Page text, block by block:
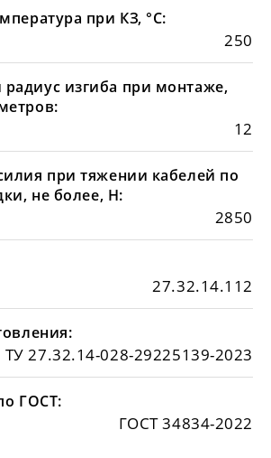
при КЗ, °С:
250
изгиба при монтаже,
12
при тяжении кабелей по
не более, Н:
2850
27.32.14.112
ТУ 27.32.14-028-29225139-2023
ГОСТ:
ГОСТ 34834-2022